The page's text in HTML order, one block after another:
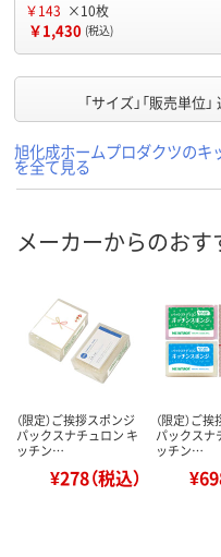
￥143 ×10枚
￥1,430 (税込)
「サイズ」「販売単位
旭化成ホームプロダクツの
を全て見る
メーカーからのおす
（限定）ご挨拶スポンジ
パックスナチュロン キ
ッチン…
¥278（税込）
（限定）ご
パックスナ
ッチン…